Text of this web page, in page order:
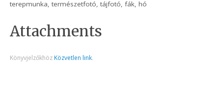
terepmunka, természetfotó, tájfotó, fák, hó
Attachments
Könyvjelzőkhöz Közvetlen link.